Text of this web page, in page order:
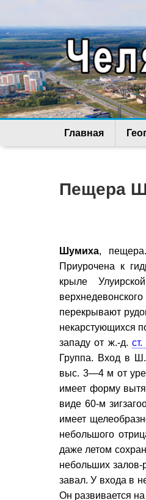
Главная
Пещера
Шумиха,
Приурочена к
крыле
перекрывают
некарстующихся
западу от ж.-д.
Группа. Вход в Ш.
выс. 3—4 м от
имеет форму
виде 60-м
имеет
небольшого
даже летом
небольших
завал. У входа в
Он развивается